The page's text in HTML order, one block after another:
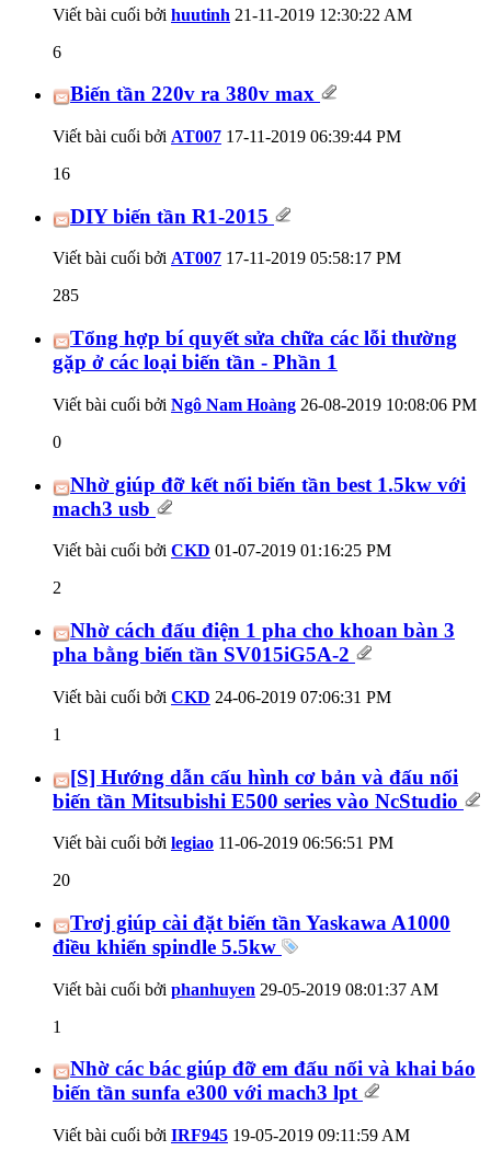
Viết bài cuối bởi huutinh 21-11-2019 12:30:22 AM
6
Biến tần 220v ra 380v max
Viết bài cuối bởi AT007 17-11-2019 06:39:44 PM
16
DIY biến tần R1-2015
Viết bài cuối bởi AT007 17-11-2019 05:58:17 PM
285
Tổng hợp bí quyết sửa chữa các lỗi thường
gặp ở các loại biến tần - Phần 1
Viết bài cuối bởi Ngô Nam Hoàng 26-08-2019 10:08:06 PM
0
Nhờ giúp đỡ kết nối biến tần best 1.5kw với
mach3 usb
Viết bài cuối bởi CKD 01-07-2019 01:16:25 PM
2
Nhờ cách đấu điện 1 pha cho khoan bàn 3
pha bằng biến tần SV015iG5A-2
Viết bài cuối bởi CKD 24-06-2019 07:06:31 PM
1
[S] Hướng dẫn cấu hình cơ bản và đấu nối
biến tần Mitsubishi E500 series vào NcStudio
Viết bài cuối bởi legiao 11-06-2019 06:56:51 PM
20
Trơj giúp cài đặt biến tần Yaskawa A1000
điều khiển spindle 5.5kw
Viết bài cuối bởi phanhuyen 29-05-2019 08:01:37 AM
1
Nhờ các bác giúp đỡ em đấu nối và khai báo
biến tần sunfa e300 với mach3 lpt
Viết bài cuối bởi IRF945 19-05-2019 09:11:59 AM